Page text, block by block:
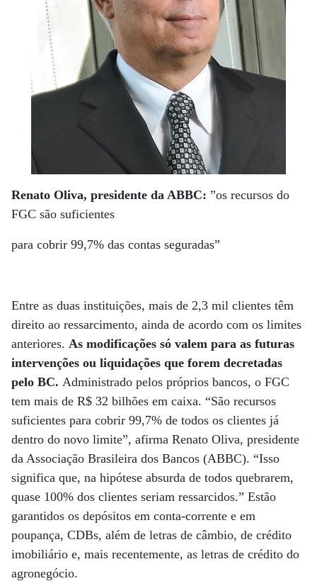
Renato Oliva, presidente da ABBC: ”os recursos do
FGC são suficientes
para cobrir 99,7% das contas seguradas”
Entre as duas instituições, mais de 2,3 mil clientes têm
direito ao ressarcimento, ainda de acordo com os limites
anteriores. As modificações só valem para as futuras
intervenções ou liquidações que forem decretadas
pelo BC. Administrado pelos próprios bancos, o FGC
tem mais de R$ 32 bilhões em caixa. “São recursos
suficientes para cobrir 99,7% de todos os clientes já
dentro do novo limite”, afirma Renato Oliva, presidente
da Associação Brasileira dos Bancos (ABBC). “Isso
significa que, na hipótese absurda de todos quebrarem,
quase 100% dos clientes seriam ressarcidos.” Estão
garantidos os depósitos em conta-corrente e em
poupança, CDBs, além de letras de câmbio, de crédito
imobiliário e, mais recentemente, as letras de crédito do
agronegócio.